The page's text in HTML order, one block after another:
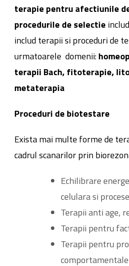
terapie pentru afectiunile
procedurile de selectie
includ terapii si proceduri de
urmatoarele domenii:
terapii Bach, fitoterapie,
metaterapia
Proceduri de biotestare
Exista mai multe forme de
cadrul scanarilor prin
Echilibrare
celulara si
Terapii anti age,
Terapii pentru
Terapii pentru
comportamentale